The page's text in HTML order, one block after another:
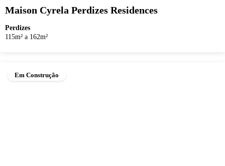
Maison Cyrela Perdizes Residences
Perdizes
115m² a 162m²
Em Construção